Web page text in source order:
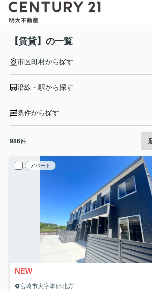
【賃貸】の一覧
市区町村から探す
沿線・駅から探す
条件から探す
986件
アパート
NEW
宮崎市大字本郷北方